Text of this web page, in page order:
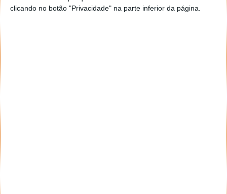
clicando no botão "Privacidade" na parte inferior da página.